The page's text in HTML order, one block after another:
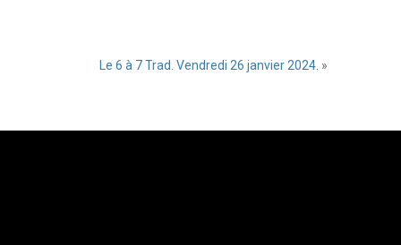
Le 6 à 7 Trad. Vendredi 26 janvier 2024. »